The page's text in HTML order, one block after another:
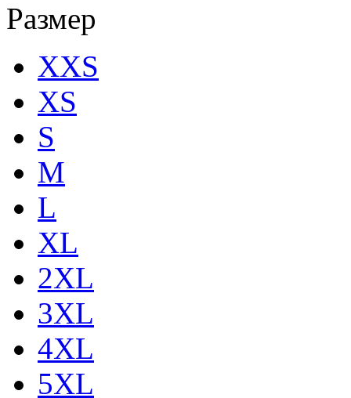
Размер
XXS
XS
S
M
L
XL
2XL
3XL
4XL
5XL